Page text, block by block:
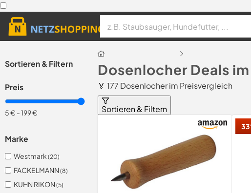
Sortieren & Filtern
Preis
5 € -199 €
Marke
Westmark (20)
FACKELMANN (8)
KUHN RIKON (5)
Dosenlocher Deals
🏅 177 Dosenlocher im Preisvergleich
Sortieren & Filtern